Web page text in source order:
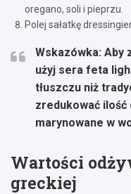
oregano, soli i pieprzu.
Polej sałatkę
Wskazówka: Aby
użyj sera feta
tłuszczu niż
zredukować ilość
marynowane w
Wartości
greckiej